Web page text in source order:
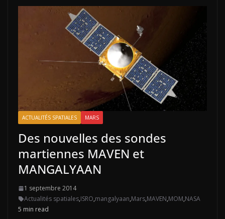
ACTUALITÉS SPATIALES MARS
Des nouvelles des sondes
martiennes MAVEN et
MANGALYAAN
1 septembre 2014
Actualités spatiales,ISRO,mangalyaan,Mars,MAVEN,MOM,NASA
5 min read